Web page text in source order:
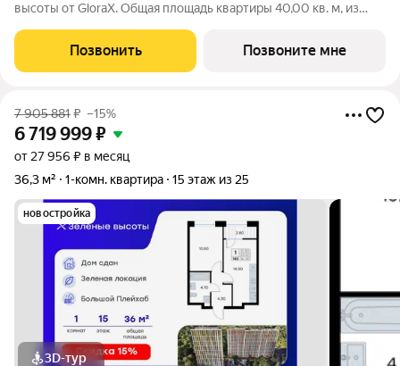
высоты от GloraX. Общая площадь квартиры 40,00 кв. м, из
14,00 кв. м кухни. Номер квартиры - 118. Преимущества
квартиры:
Позвонить Позвоните мне
7 905 881₽ –15%
6 719 999₽
от 27 956 ₽ в месяц
36,3 м²
1-комн. квартира 15 этаж из 25
новостройка
3D-тур